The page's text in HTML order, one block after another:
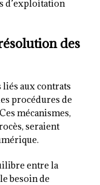
d’exploitation
des
aux contrats
procédures de
mécanismes,
seraient
entre la
besoin de